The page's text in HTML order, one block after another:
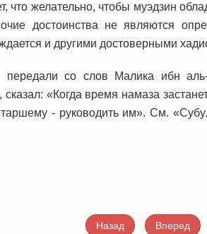
что желательно, чтобы муэдзин
достоинства не являются
и другими достоверными
со слов Малика ибн
«Когда время намаза
- руководить им». См.
Назад Вперед